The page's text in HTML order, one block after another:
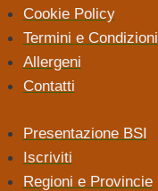
Cookie Policy
Termini e Condizioni
Allergeni
Contatti
Presentazione BSI
Iscriviti
Regioni e Provincie